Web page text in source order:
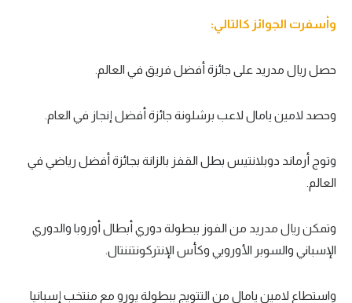
تقرير في الجول
كويز في الجول
فيديو في الجول
وأسفرت الجوائز كالتالي:
حصل ريال مدريد على جائزة أفضل فريق في العالم.
وحصد لامين يامال لاعب برشلونة جائزة أفضل إنجاز في العام.
وتوج أرماند دوبلانتيس بطل القفز بالزانة بجائزة أفضل رياضي في
العالم.
وتمكن ريال مدريد من الفوز ببطولة دوري أبطال أوروبا والدوري
الإسباني والسوبر الأوروبي وكأس الإنتركونتننتال.
واستطاع لامين يامال من التتويج ببطولة يورو مع منتخب إسبانيا